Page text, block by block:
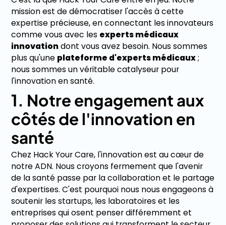
mission est de démocratiser l'accès à cette
expertise précieuse, en connectant les innovateurs
comme vous avec les experts médicaux
innovationdont vous avez besoin. Nous sommes
plus qu'une plateforme d'experts médicaux;
nous sommes un véritable catalyseur pour
l'innovation en santé.
1. Notre engagement aux
côtés de l'innovation en
santé
Chez Hack Your Care, l'innovation est au cœur de
notre ADN. Nous croyons fermement que l'avenir
de la santé passe par la collaboration et le partage
d'expertises. C'est pourquoi nous nous engageons à
soutenir les startups, les laboratoires et les
entreprises qui osent penser différemment et